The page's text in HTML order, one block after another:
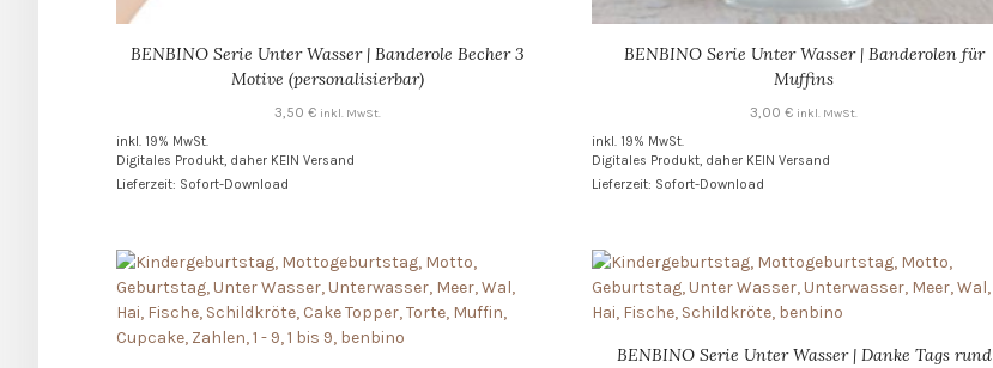
BENBINO Serie Unter Wasser | Banderole Becher 3
Motive (personalisierbar)
3,50€ inkl. MwSt.
inkl. 19% MwSt.
Digitales Produkt, daher KEIN Versand
Lieferzeit: Sofort-Download
BENBINO Serie Unter Wasser | Banderolen für
Muffins
3,00€ inkl. MwSt.
inkl. 19% MwSt.
Digitales Produkt, daher KEIN Versand
Lieferzeit: Sofort-Download
BENBINO Serie Unter Wasser | Danke Tags rund